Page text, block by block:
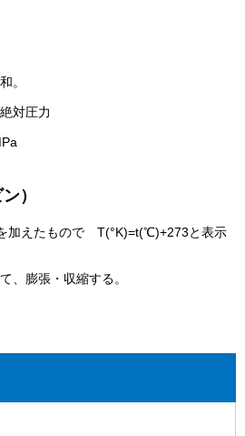
。
対圧力
）
加えたもので T(°K)=t(℃)+273と表示
、膨張・収縮する。